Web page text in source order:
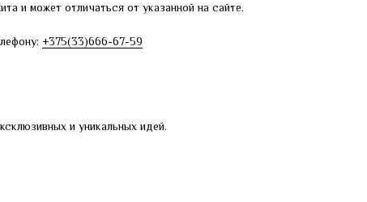
и может отличаться от указанной на сайте.
+375(33)666-67-59
и уникальных идей.